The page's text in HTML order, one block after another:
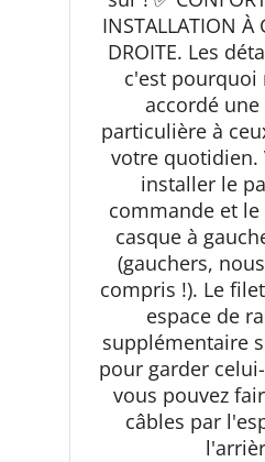
INSTALLATION À
DROITE. Les
c'est pourquoi
accordé
particulière à
votre quotidien.
installer le
commande et
casque à
(gauchers,
compris !). Le
espace de
supplémentaire
pour garder
vous pouvez
câbles par